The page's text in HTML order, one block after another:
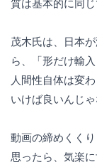
茂木氏は、日本
ら、「形だけ輸
人間性自体は変
いけば良いんじ
動画の締めくく
思ったら、気楽